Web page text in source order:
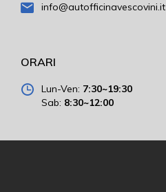
info@autofficinavescovini.it
ORARI
Lun-Ven: 7:30~19:30
Sab: 8:30~12:00